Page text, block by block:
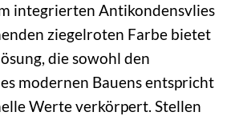
integrierten Antikondensvlies
ziegelroten Farbe bietet
die sowohl den
modernen Bauens entspricht
Werte verkörpert. Stellen